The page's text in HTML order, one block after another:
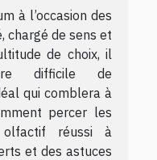
à l’occasion des
chargé de sens et
de choix, il
difficile de
qui comblera à
percer les
olfactif réussi à
et des astuces